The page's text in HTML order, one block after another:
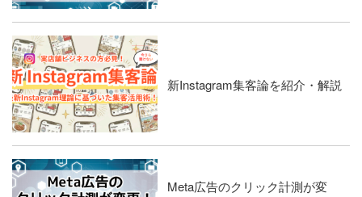
新Instagram集客論を紹介・解説
Meta広告のクリック計測が変